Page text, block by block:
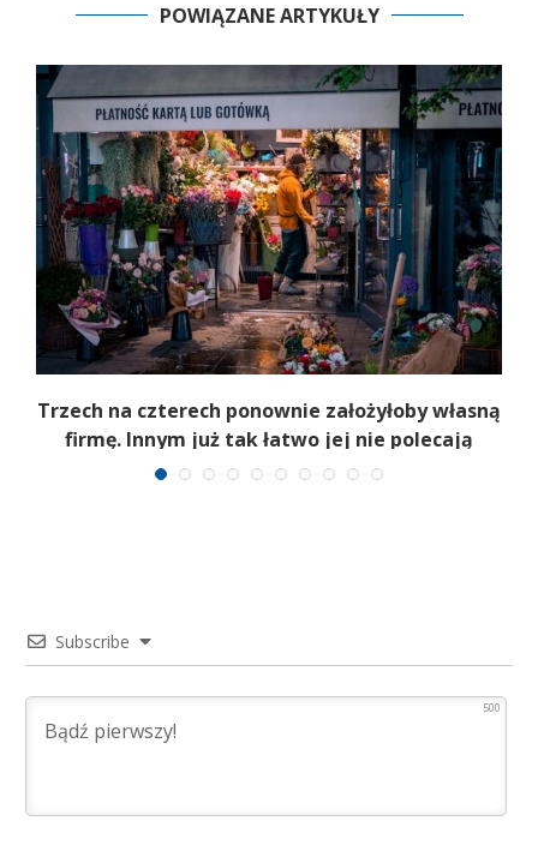
POWIĄZANE ARTYKUŁY
Trzech na czterech ponownie założyłoby własną
firmę. Innym już tak łatwo jej nie polecają
Subscribe
500